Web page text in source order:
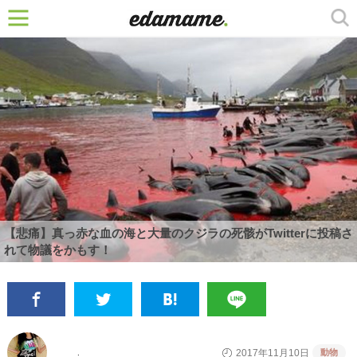
【悲痛】真っ赤な血の海と大量のクジラの死骸がTwitterに投稿さ
れて物議をかもす！
2017年11月10日 動物